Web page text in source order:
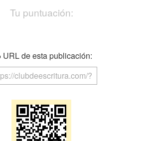
Tu puntuación:
URL de esta publicación: